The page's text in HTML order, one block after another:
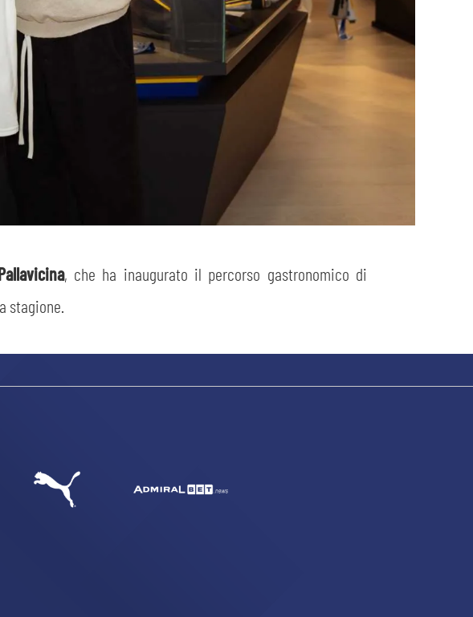
, che ha inaugurato il percorso gastronomico di
stagione.